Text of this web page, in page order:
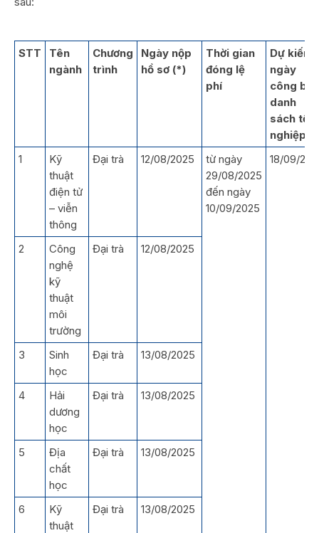
STT
Tên
ngành
Chương
trình
Ngày nộp
hồ sơ (*)
Thời gian
đóng lệ
phí
Dự kiến
ngày
công bố
danh
sách tốt
nghiệp
1
Kỹ
thuật
điện tử
– viễn
thông
Đại trà 12/08/2025
từ ngày
29/08/2025
đến ngày
10/09/2025
18/09/
2
Công
nghệ
kỹ
thuật
môi
trường
Đại trà 12/08/2025
3
Sinh
học
Đại trà 13/08/2025
4
Hải
dương
học
Đại trà 13/08/2025
5
Địa
chất
học
Đại trà 13/08/2025
6
Kỹ
thuật
Đại trà 13/08/2025